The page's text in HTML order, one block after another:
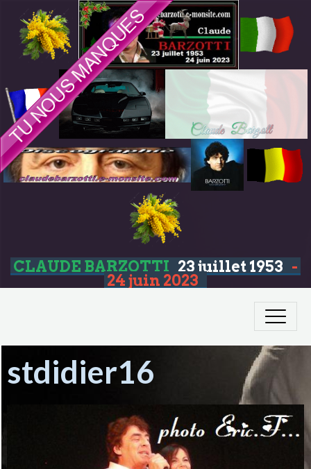
CLAUDE BARZOTTI 23 juillet 1953 -
24 juin 2023
stdidier16